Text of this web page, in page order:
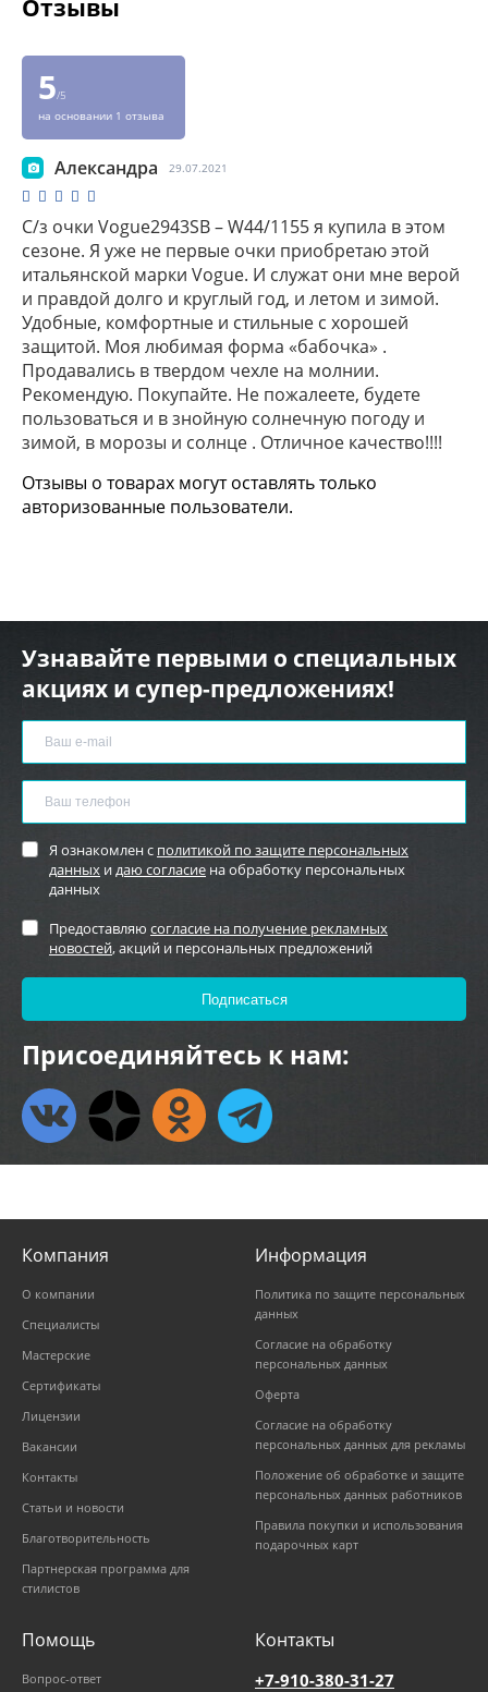
Отзывы
Александра 29.07.2021
С/з очки Vogue2943SB – W44/1155 я купила в этом
сезоне. Я уже не первые очки приобретаю этой
итальянской марки Vogue. И служат они мне верой
и правдой долго и круглый год, и летом и зимой.
Удобные, комфортные и стильные с хорошей
защитой. Моя любимая форма «бабочка» .
Продавались в твердом чехле на молнии.
Рекомендую. Покупайте. Не пожалеете, будете
пользоваться и в знойную солнечную погоду и
зимой, в морозы и солнце . Отличное качество!!!!
Отзывы о товарах могут оставлять только
авторизованные пользователи.
5/5
на основании 1 отзыва
Узнавайте первыми о специальных
акциях и супер-предложениях!
Я ознакомлен с политикой по защите персональных
данных и даю согласие на обработку персональных
данных
Предоставляю согласие на получение рекламных
новостей, акций и персональных предложений
Присоединяйтесь к нам:
Компания
О компании
Специалисты
Мастерские
Сертификаты
Лицензии
Вакансии
Контакты
Статьи и новости
Благотворительность
Партнерская программа для
стилистов
Информация
Политика по защите персональных
данных
Согласие на обработку
персональных данных
Оферта
Согласие на обработку
персональных данных для рекламы
Положение об обработке и защите
персональных данных работников
Правила покупки и использования
подарочных карт
Помощь
Вопрос-ответ
Контакты
+7-910-380-31-27